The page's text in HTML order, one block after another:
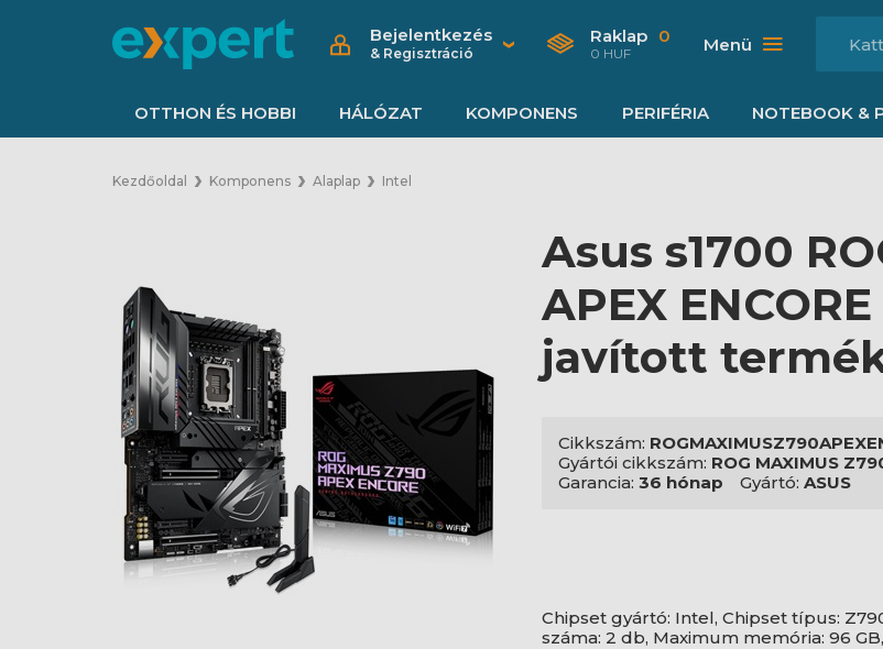
Bejelentkezés
& Regisztráció
Raklap 0
0 HUF Menü
OTTHON ÉS HOBBI HÁLÓZAT KOMPONENS PERIFÉRIA NOTEBOOK &
Kezdőoldal Komponens Alaplap Intel
Asus s1700
APEX
javított
Cikkszám:
Gyártói cikkszám: ROG MAXIMUS
Garancia: 36 hónap Gyártó: ASUS
Chipset gyártó: Intel, Chipset típus:
száma: 2 db, Maximum memória: 96